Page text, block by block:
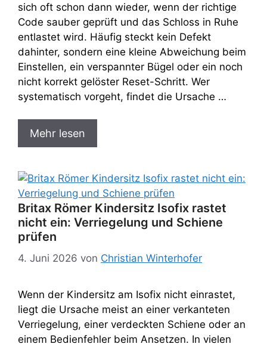
sich oft schon dann wieder, wenn der richtige
Code sauber geprüft und das Schloss in Ruhe
entlastet wird. Häufig steckt kein Defekt
dahinter, sondern eine kleine Abweichung beim
Einstellen, ein verspannter Bügel oder ein noch
nicht korrekt gelöster Reset-Schritt. Wer
systematisch vorgeht, findet die Ursache …
Mehr lesen
Britax Römer Kindersitz Isofix rastet
nicht ein: Verriegelung und Schiene
prüfen
4. Juni 2026 von Christian Winterhofer
Wenn der Kindersitz am Isofix nicht einrastet,
liegt die Ursache meist an einer verkanteten
Verriegelung, einer verdeckten Schiene oder an
einem Bedienfehler beim Ansetzen. In vielen